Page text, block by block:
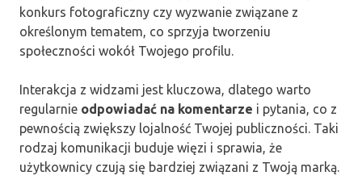
konkurs fotograficzny czy wyzwanie związane z
określonym tematem, co sprzyja tworzeniu
społeczności wokół Twojego profilu.
Interakcja z widzami jest kluczowa, dlatego warto
regularnie odpowiadać na komentarze i pytania, co z
pewnością zwiększy lojalność Twojej publiczności. Taki
rodzaj komunikacji buduje więzi i sprawia, że
użytkownicy czują się bardziej związani z Twoją marką.